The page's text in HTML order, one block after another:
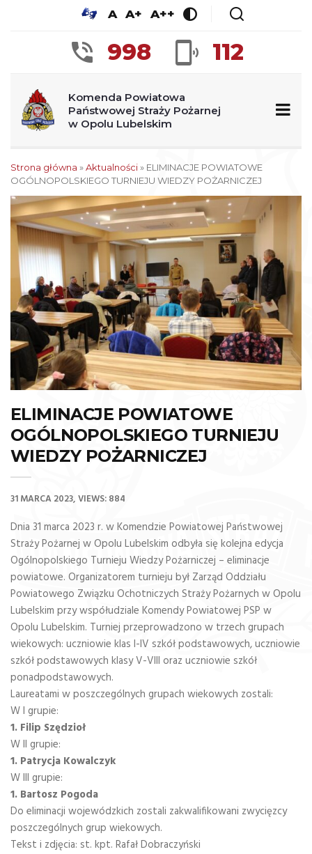
A A+ A++
998 112
Komenda Powiatowa
Państwowej Straży Pożarnej
w Opolu Lubelskim
Strona główna »Aktualności» ELIMINACJE POWIATOWE
OGÓLNOPOLSKIEGO TURNIEJU WIEDZY POŻARNICZEJ
ELIMINACJE POWIATOWE
OGÓLNOPOLSKIEGO TURNIEJU
WIEDZY POŻARNICZEJ
31 MARCA 2023 VIEWS: 884
Dnia 31 marca 2023 r. w Komendzie Powiatowej Państwowej
Straży Pożarnej w Opolu Lubelskim odbyła się kolejna edycja
Ogólnopolskiego Turnieju Wiedzy Pożarniczej – eliminacje
powiatowe. Organizatorem turnieju był Zarząd Oddziału
Powiatowego Związku Ochotniczych Straży Pożarnych w Opolu
Lubelskim przy współudziale Komendy Powiatowej PSP w
Opolu Lubelskim. Turniej przeprowadzono w trzech grupach
wiekowych: uczniowie klas I-IV szkół podstawowych, uczniowie
szkół podstawowych klasy V-VIII oraz uczniowie szkół
ponadpodstawowych.
Laureatami w poszczególnych grupach wiekowych zostali:
W I grupie:
1. Filip Szędzioł
W II grupie:
1. Patrycja Kowalczyk
W III grupie:
1. Bartosz Pogoda
Do eliminacji wojewódzkich zostali zakwalifikowani zwycięzcy
poszczególnych grup wiekowych.
Tekst i zdjęcia: st. kpt. Rafał Dobraczyński